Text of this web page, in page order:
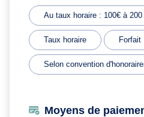
Au taux horaire : 100€ à 200
Taux horaire Forfait
Selon convention
Moyens de